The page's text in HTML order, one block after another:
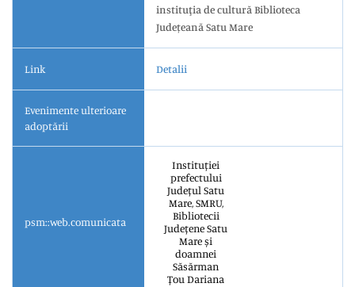
instituţia de cultură Biblioteca
Județeană Satu Mare
Link Detalii
Evenimente ulterioare
adoptării
psm::web.comunicata
Instituției
prefectului
Județul Satu
Mare, SMRU,
Bibliotecii
Județene Satu
Mare și
doamnei
Săsărman
Țou Dariana